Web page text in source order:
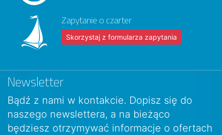
Zapytanie o czarter
Skorzystaj z formularza zapytania
Newsletter
Bądź z nami w kontakcie. Dopisz się do
naszego newslettera, a na bieżąco
będziesz otrzymywać informacje o ofertach